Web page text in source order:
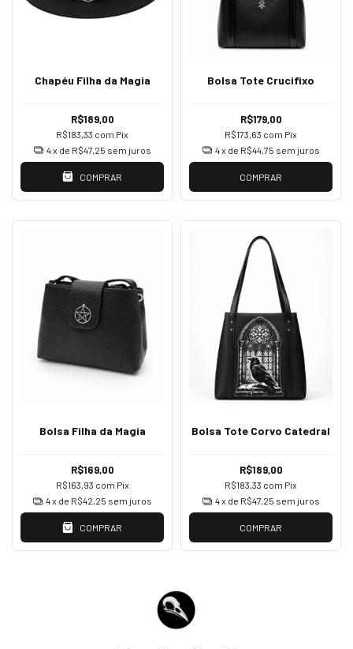
Chapéu Filha da Magia
R$189,00
R$183,33 com Pix
4x de R$47,25 sem juros
COMPRAR
Bolsa Tote Crucifixo
R$179,00
R$173,63 com Pix
4x de R$44,75 sem juros
COMPRAR
Bolsa Filha da Magia
R$169,00
R$163,93 com Pix
4x de R$42,25 sem juros
COMPRAR
Bolsa Tote Corvo Catedral
R$189,00
R$183,33 com Pix
4x de R$47,25 sem juros
COMPRAR